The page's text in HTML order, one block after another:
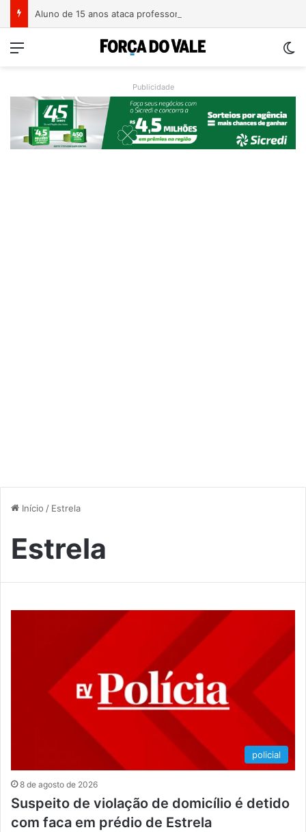
Menu
Publicidade
Início / Estrela
Estrela
policial
8 de agosto de 2026
Suspeito de violação de domicílio é detido
com faca em prédio de Estrela